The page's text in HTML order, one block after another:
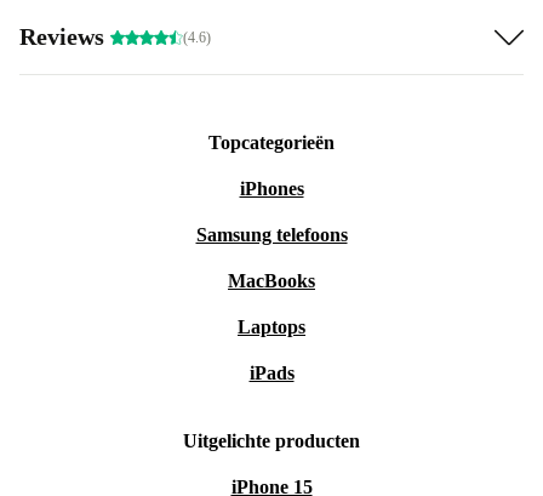
Reviews (4.6)
Topcategorieën
iPhones
Samsung telefoons
MacBooks
Laptops
iPads
Uitgelichte producten
iPhone 15